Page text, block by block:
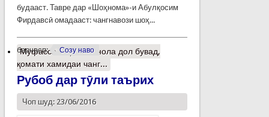
будааст. Тавре дар «Шоҳнома»-и Абулқосим
Фирдавсӣ омадааст: чангнавози шоҳ...
барчасп: Созу наво
Муфассалтаро Ба нола дол бувад,
қомати хамидаи чанг...
Рубоб дар тӯли таърих
Чоп шуд: 23/06/2016